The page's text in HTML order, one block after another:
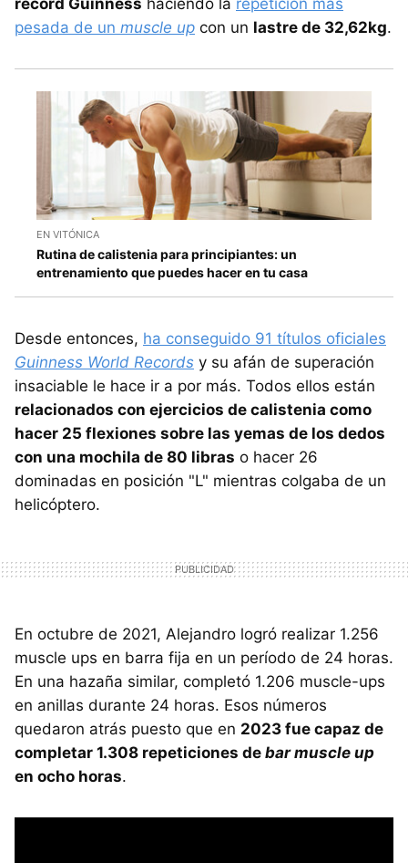
récord Guinness haciendo la repetición más
pesada de un muscle up con un lastre de 32,62kg.
EN VITÓNICA
Rutina de calistenia para principiantes: un
entrenamiento que puedes hacer en tu casa
Desde entonces, ha conseguido 91 títulos oficiales
Guinness World Records y su afán de superación
insaciable le hace ir a por más. Todos ellos están
relacionados con ejercicios de calistenia como
hacer 25 flexiones sobre las yemas de los dedos
con una mochila de 80 libras o hacer 26
dominadas en posición "L" mientras colgaba de un
helicóptero.
En octubre de 2021, Alejandro logró realizar 1.256
muscle ups en barra fija en un período de 24 horas.
En una hazaña similar, completó 1.206 muscle-ups
en anillas durante 24 horas. Esos números
quedaron atrás puesto que en 2023 fue capaz de
completar 1.308 repeticiones de bar muscle up
en ocho horas.